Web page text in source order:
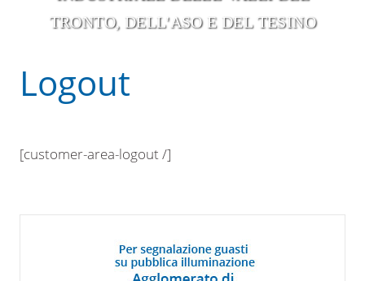
TRONTO, DELL'ASO E DEL TESINO
Logout
[customer-area-logout /]